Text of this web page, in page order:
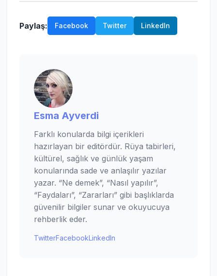
Paylaş: Facebook Twitter LinkedIn
Esma Ayverdi
Farklı konularda bilgi içerikleri
hazırlayan bir editördür. Rüya tabirleri,
kültürel, sağlık ve günlük yaşam
konularında sade ve anlaşılır yazılar
yazar. “Ne demek”, “Nasıl yapılır”,
“Faydaları”, “Zararları” gibi başlıklarda
güvenilir bilgiler sunar ve okuyucuya
rehberlik eder.
TwitterFacebookLinkedIn